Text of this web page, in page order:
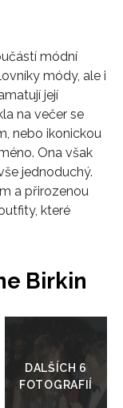
módní
módy, ale i
její
na večer se
nebo ikonickou
Ona však
jednoduchý.
a přirozenou
které
Birkin
galerie